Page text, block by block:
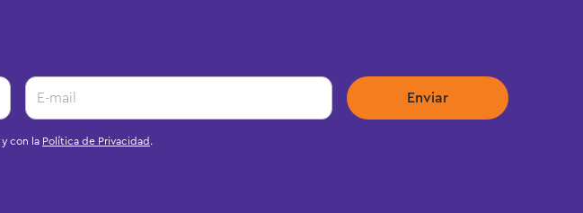
Enviar
y con la Política de Privacidad .